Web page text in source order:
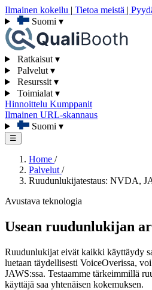
Ilmainen kokeilu | Tietoa meistä |
Suomi ▾
Ratkaisut ▾
Palvelut ▾
Resurssit ▾
Toimialat ▾
Hinnoittelu Kumppanit
Ilmainen URL-skannaus
Suomi ▾
☰
Home /
Palvelut /
Ruudunlukijatestaus: NVDA,
Avustava teknologia
Usean ruudunlukijan
Ruudunlukijat eivät kaikki käyttäydy
luetaan täydellisesti VoiceOverissa,
JAWS:ssa. Testaamme tärkeimmillä
käyttäjä saa yhtenäisen kokemuksen.